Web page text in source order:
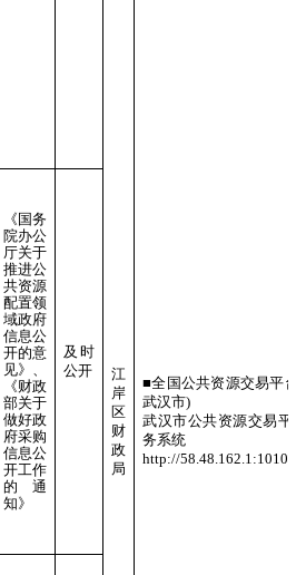
江
岸
区
财
政
局
■全国公共资源交易平台(
武汉市)
武汉市公共资源交易平
务系统
http://58.48.162.1:10106/
《国务
院办公
厅关于
推进公
共资源
配置领
域政府
信息公
开的意
见》、
《财政
部关于
做好政
府采购
信息公
开工作
的通
知》
及时
公开